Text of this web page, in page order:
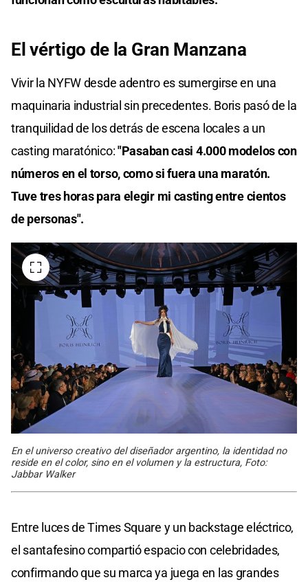
El vértigo de la Gran Manzana
Vivir la NYFW desde adentro es sumergirse en una
maquinaria industrial sin precedentes. Boris pasó de la
tranquilidad de los detrás de escena locales a un
casting maratónico:"Pasaban casi 4.000 modelos con
números en el torso, como si fuera una maratón.
Tuve tres horas para elegir mi casting entre cientos
de personas".
En el universo creativo del diseñador argentino, la identidad no
reside en el color, sino en el volumen y la estructura, Foto:
Jabbar Walker
Entre luces de Times Square y un backstage eléctrico,
el santafesino compartió espacio con celebridades,
confirmando que su marca ya juega en las grandes